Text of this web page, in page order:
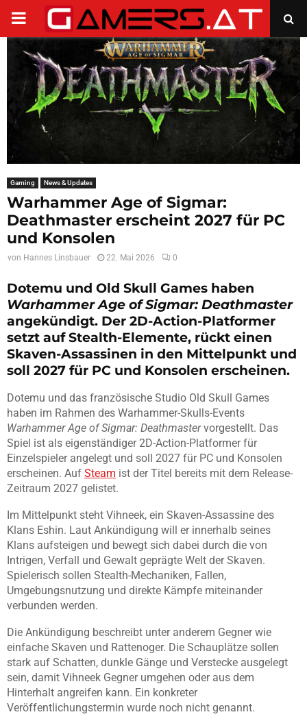
PRIMARY
MENU
Gaming News & Updates
Warhammer Age of Sigmar:
Deathmaster erscheint 2027 für PC
und Konsolen
von Hannes Linsbauer 22. Mai 2026 0
Dotemu und Old Skull Games haben
Warhammer Age of Sigmar: Deathmaster
angekündigt. Der 2D-Action-Platformer
setzt auf Stealth-Elemente, rückt einen
Skaven-Assassinen in den Mittelpunkt und
soll 2027 für PC und Konsolen erscheinen.
Dotemu und das französische Studio Old Skull Games
haben im Rahmen des Warhammer-Skulls-Events
Warhammer Age of Sigmar: Deathmastervorgestellt. Das
Spiel ist als eigenständiger 2D-Action-Platformer für
Einzelspieler angelegt und soll 2027 für PC und Konsolen
erscheinen. Auf Steam ist der Titel bereits mit dem Release-
Zeitraum 2027 gelistet.
Im Mittelpunkt steht Vihneek, ein Skaven-Assassine des
Klans Eshin. Laut Ankündigung will er innerhalb seines
Klans aufsteigen und bewegt sich dabei durch die von
Intrigen, Verfall und Gewalt geprägte Welt der Skaven.
Spielerisch sollen Stealth-Mechaniken, Fallen,
Umgebungsnutzung und direkte Kämpfe miteinander
verbunden werden.
Die Ankündigung beschreibt unter anderem Gegner wie
einfache Skaven und Rattenoger. Die Schauplätze sollen
stark auf Schatten, dunkle Gänge und Verstecke ausgelegt
sein, damit Vihneek Gegner umgehen oder aus dem
Hinterhalt angreifen kann. Ein konkreter
Veröffentlichungstermin wurde noch nicht genannt.